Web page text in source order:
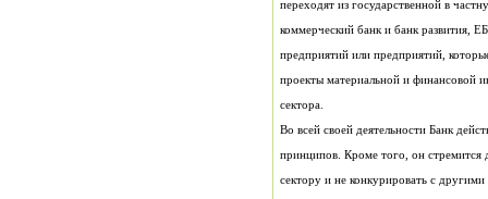
сектора.
Во всей своей деятельности Банк